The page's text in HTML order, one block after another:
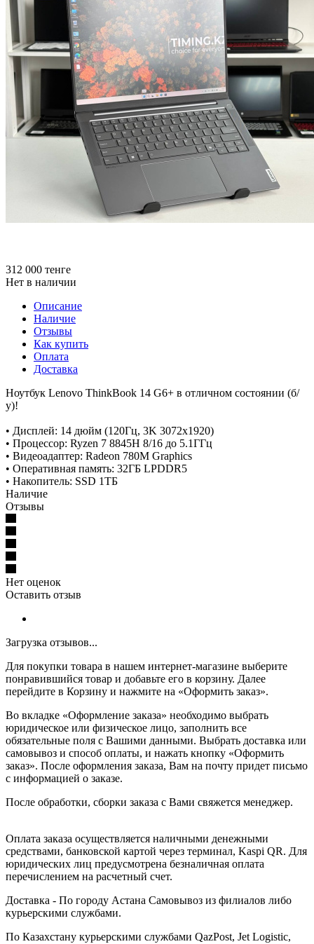
312 000 тенге
Нет в наличии
Описание
Наличие
Отзывы
Как купить
Оплата
Доставка
Ноутбук Lenovo ThinkBook 14 G6+ в отличном состоянии (б/
у)!
• Дисплей: 14 дюйм (120Гц, 3K 3072x1920)
• Процессор: Ryzen 7 8845H 8/16 до 5.1ГГц
• Видеоадаптер: Radeon 780M Graphics
• Оперативная память: 32ГБ LPDDR5
• Накопитель: SSD 1ТБ
Наличие
Отзывы
Нет оценок
Оставить отзыв
Загрузка отзывов...
Для покупки товара в нашем интернет-магазине выберите
понравившийся товар и добавьте его в корзину. Далее
перейдите в Корзину и нажмите на «Оформить заказ».
Во вкладке «Оформление заказа» необходимо выбрать
юридическое или физическое лицо, заполнить все
обязательные поля с Вашими данными. Выбрать доставка или
самовывоз и способ оплаты, и нажать кнопку «Оформить
заказ». После оформления заказа, Вам на почту придет письмо
с информацией о заказе.
После обработки, сборки заказа с Вами свяжется менеджер.
Оплата заказа осуществляется наличными денежными
средствами, банковской картой через терминал, Kaspi QR. Для
юридических лиц предусмотрена безналичная оплата
перечислением на расчетный счет.
Доставка - По городу Астана Самовывоз из филиалов либо
курьерскими службами.
По Казахстану курьерскими службами QazPost, Jet Logistic,